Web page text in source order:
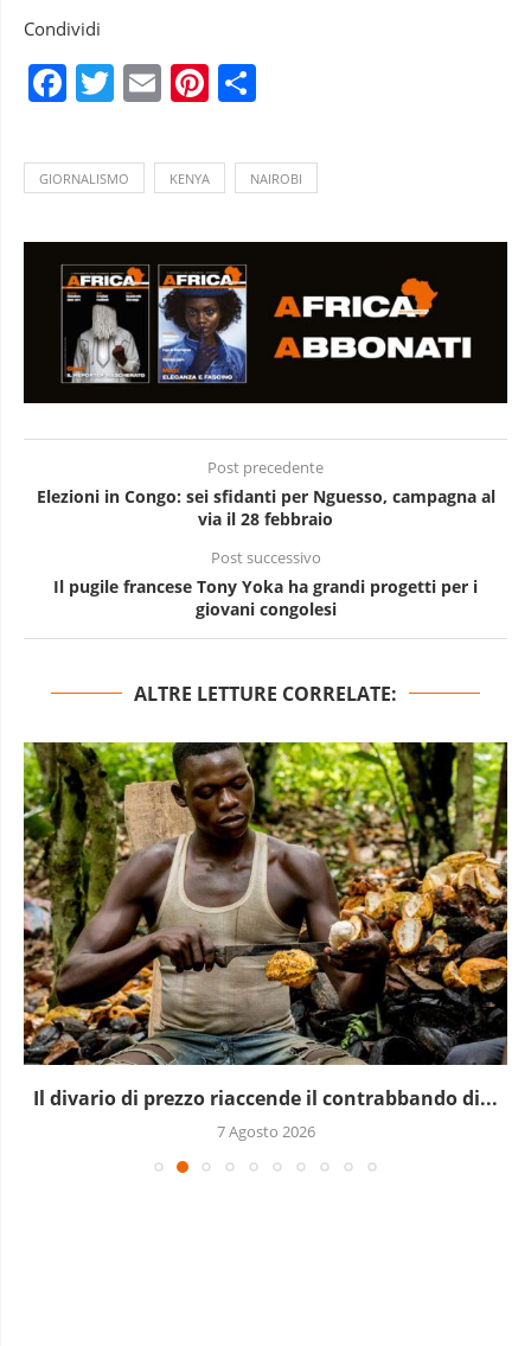
Condividi
Facebook
Twitter
EmailPinterest
GIORNALISMO KENYA NAIROBI
Post precedente
Elezioni in Congo: sei sfidanti per Nguesso, campagna al
via il 28 febbraio
Post successivo
Il pugile francese Tony Yoka ha grandi progetti per i
giovani congolesi
ALTRE LETTURE CORRELATE:
Il divario di prezzo riaccende il contrabbando di...
7 Agosto 2026